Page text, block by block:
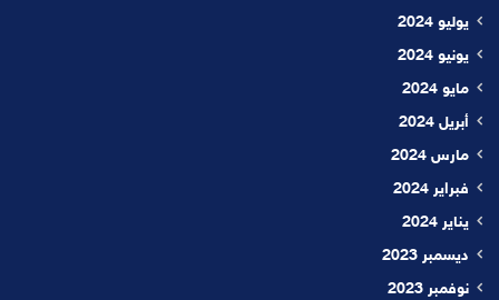
يوليو 2024
يونيو 2024
مايو 2024
أبريل 2024
مارس 2024
فبراير 2024
يناير 2024
ديسمبر 2023
نوفمبر 2023